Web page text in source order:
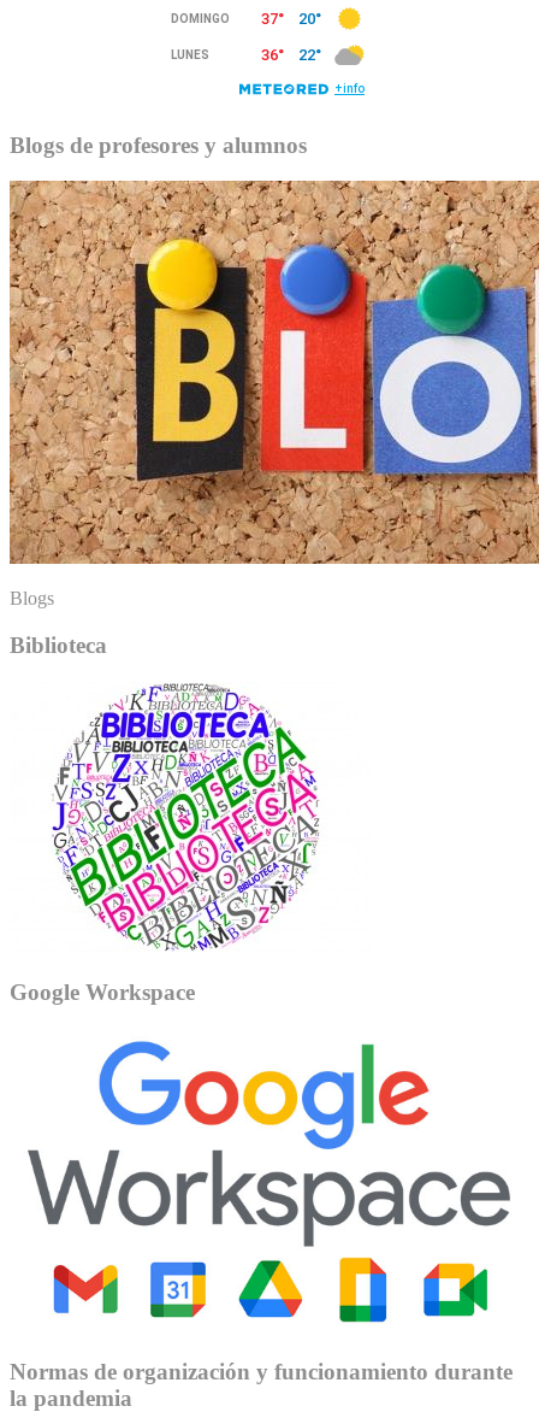
Blogs de profesores y alumnos
Blogs
Biblioteca
Google Workspace
Normas de organización y funcionamiento durante
la pandemia